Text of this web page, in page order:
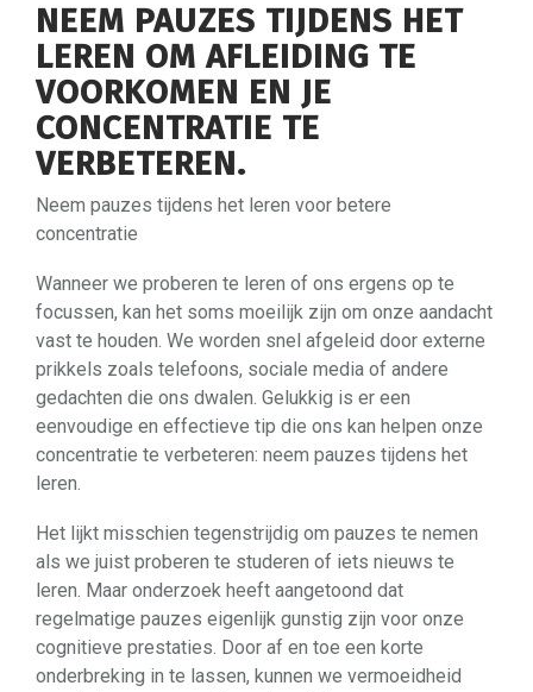
NEEM PAUZES TIJDENS HET
LEREN OM AFLEIDING TE
VOORKOMEN EN JE
CONCENTRATIE TE
VERBETEREN.
Neem pauzes tijdens het leren voor betere
concentratie
Wanneer we proberen te leren of ons ergens op te
focussen, kan het soms moeilijk zijn om onze aandacht
vast te houden. We worden snel afgeleid door externe
prikkels zoals telefoons, sociale media of andere
gedachten die ons dwalen. Gelukkig is er een
eenvoudige en effectieve tip die ons kan helpen onze
concentratie te verbeteren: neem pauzes tijdens het
leren.
Het lijkt misschien tegenstrijdig om pauzes te nemen
als we juist proberen te studeren of iets nieuws te
leren. Maar onderzoek heeft aangetoond dat
regelmatige pauzes eigenlijk gunstig zijn voor onze
cognitieve prestaties. Door af en toe een korte
onderbreking in te lassen, kunnen we vermoeidheid